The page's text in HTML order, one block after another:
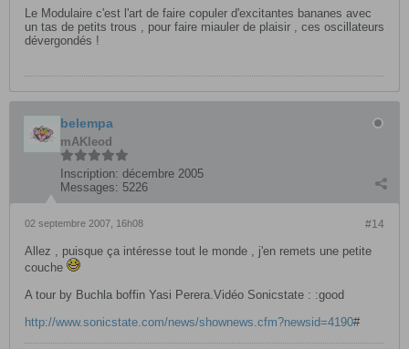
Le Modulaire c'est l'art de faire copuler d'excitantes bananes avec
un tas de petits trous , pour faire miauler de plaisir , ces oscillateurs
dévergondés !
belempa
mAKleod
Inscription: décembre 2005
Messages: 5226
#14
02 septembre 2007, 16h08
Allez , puisque ça intéresse tout le monde , j'en remets une petite
couche
A tour by Buchla boffin Yasi Perera.Vidéo Sonicstate : :good
http://www.sonicstate.com/news/shownews.cfm?newsid=4190#